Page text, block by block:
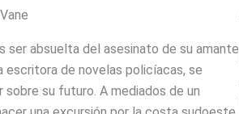
ser absuelta del asesinato de su amante
escritora de novelas policíacas, se
su futuro. A mediados de un